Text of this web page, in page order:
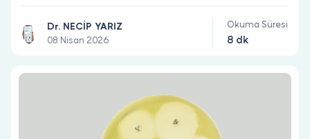
Dr. NECİP YARIZ
08 Nisan 2026
Okuma Süresi
8 dk